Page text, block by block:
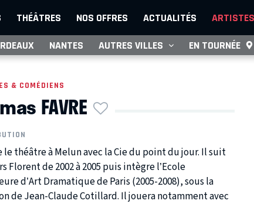
THÉÂTRES NOS OFFRES ACTUALITÉS ARTISTES
NANTES AUTRES VILLES EN TOURNÉE
& COMÉDIENS
FAVRE
le théâtre à Melun avec la Cie du point du jour. Il suit
Florent de 2002 à 2005 puis intègre l’Ecole
d’Art Dramatique de Paris (2005-2008), sous la
de Jean-Claude Cotillard. Il jouera notamment avec